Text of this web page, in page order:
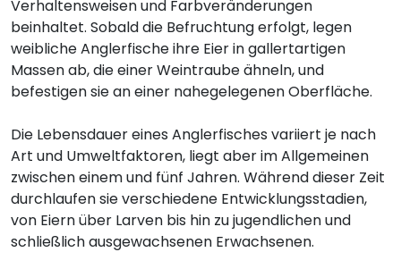
Verhaltensweisen und Farbveränderungen
beinhaltet. Sobald die Befruchtung erfolgt, legen
weibliche Anglerfische ihre Eier in gallertartigen
Massen ab, die einer Weintraube ähneln, und
befestigen sie an einer nahegelegenen Oberfläche.
Die Lebensdauer eines Anglerfisches variiert je nach
Art und Umweltfaktoren, liegt aber im Allgemeinen
zwischen einem und fünf Jahren. Während dieser Zeit
durchlaufen sie verschiedene Entwicklungsstadien,
von Eiern über Larven bis hin zu jugendlichen und
schließlich ausgewachsenen Erwachsenen.